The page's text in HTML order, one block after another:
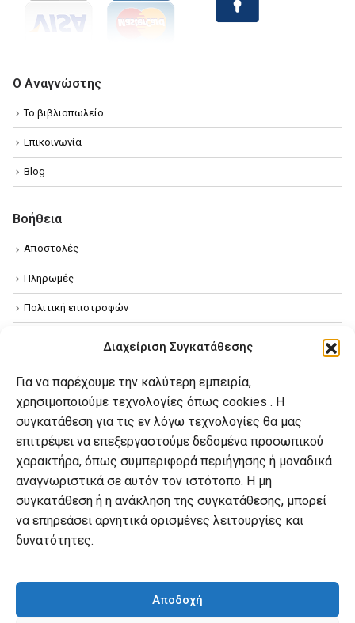
Διαχείριση Συγκατάθεσης
Για να παρέχουμε την καλύτερη εμπειρία,
χρησιμοποιούμε τεχνολογίες όπως cookies . Η
συγκατάθεση για τις εν λόγω τεχνολογίες θα μας
επιτρέψει να επεξεργαστούμε δεδομένα προσωπικού
χαρακτήρα, όπως συμπεριφορά περιήγησης ή μοναδικά
αναγνωριστικά σε αυτόν τον ιστότοπο. Η μη
συγκατάθεση ή η ανάκληση της συγκατάθεσης, μπορεί
να επηρεάσει αρνητικά ορισμένες λειτουργίες και
δυνατότητες.
Αποδοχή
Ο Αναγνώστης
Το βιβλιοπωλείο
Επικοινωνία
Blog
Βοήθεια
Αποστολές
Πληρωμές
Πολιτική επιστροφών
Πολιτική Cookies
Ο λογαριασμός μου
Οι παραγγελίες μου
Λίστα επιθυμιών